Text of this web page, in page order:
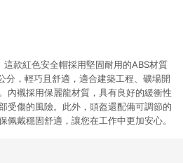
款紅色安全帽採用堅固耐用的ABS材質
，輕巧且舒適，適合建築工程、礦場開
內襯採用保麗龍材質，具有良好的緩衝性
受傷的風險。此外，頭盔還配備可調節的
佩戴穩固舒適，讓您在工作中更加安心。